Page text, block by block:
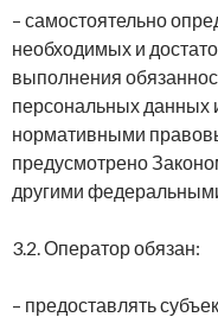
– самостоятельно
необходимых и
выполнения
персональных данных
нормативными
предусмотрено
другими
3.2. Оператор обязан:
– предоставлять